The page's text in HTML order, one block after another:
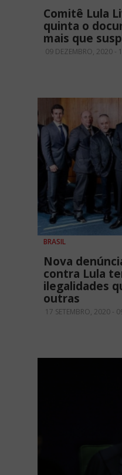
Comitê Lula
quinta o
mais que
09 DEZEMBRO, 2020 -
BRASIL
Nova
contra Lula
ilegalidades
outras
17 SETEMBRO, 2020 -